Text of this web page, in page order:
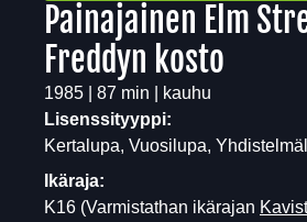
Painajainen Elm
Freddyn kosto
1985 | 87 min | kauhu
Lisenssityyppi:
Kertalupa, Vuosilupa,
Ikäraja:
K16 (Varmistathan ikärajan